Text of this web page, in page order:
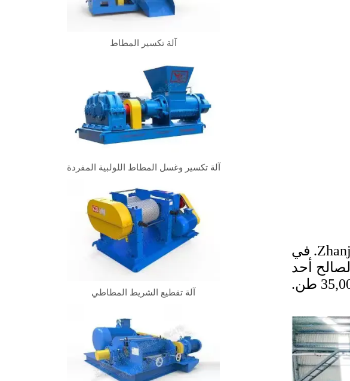
آلة تكسير المطاط
آلة تكسير وغسل المطاط اللولبية المفردة
آلة تقطيع الشريط المطاطي
في عام 2024، نجحت Zhanjiang Weida Machinery Industrial Co., Ltd. في
تركيب وتشغيل خط متقدم لخلط ومعالجة المطاط المركب RSS لصالح أحد